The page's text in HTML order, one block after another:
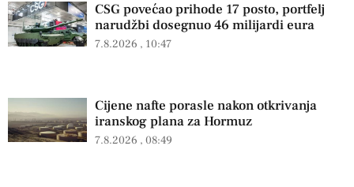
CSG povećao prihode 17 posto, portfelj
narudžbi dosegnuo 46 milijardi eura
7.8.2026 10:47
Cijene nafte porasle nakon otkrivanja
iranskog plana za Hormuz
7.8.2026 08:49